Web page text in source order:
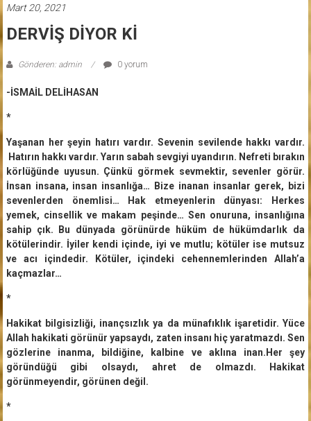
Mart 20, 2021
DERVİŞ DİYOR Kİ
Gönderen: admin 0 yorum
-İSMAİL DELİHASAN
*
Yaşanan her şeyin hatırı vardır. Sevenin sevilende hakkı vardır.
Hatırın hakkı vardır. Yarın sabah sevgiyi uyandırın. Nefreti bırakın
körlüğünde uyusun. Çünkü görmek sevmektir, sevenler görür.
İnsan insana, insan insanlığa… Bize inanan insanlar gerek, bizi
sevenlerden önemlisi… Hak etmeyenlerin dünyası: Herkes
yemek, cinsellik ve makam peşinde… Sen onuruna, insanlığına
sahip çık. Bu dünyada görünürde hüküm de hükümdarlık da
kötülerindir. İyiler kendi içinde, iyi ve mutlu; kötüler ise mutsuz
ve acı içindedir. Kötüler, içindeki cehennemlerinden Allah’a
kaçmazlar…
*
Hakikat bilgisizliği, inançsızlık ya da münafıklık işaretidir. Yüce
Allah hakikati görünür yapsaydı, zaten insanı hiç yaratmazdı. Sen
gözlerine inanma, bildiğine, kalbine ve aklına inan.Her şey
göründüğü gibi olsaydı, ahret de olmazdı. Hakikat
görünmeyendir, görünen değil.
*